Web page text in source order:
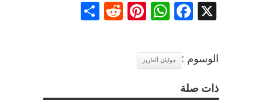
X
Facebook
WhatsApp
Pinterest
Reddit
الوسوم : جوليان ألفاريز
ذات صلة